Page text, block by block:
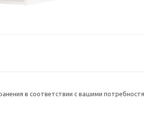
в соответствии с вашими